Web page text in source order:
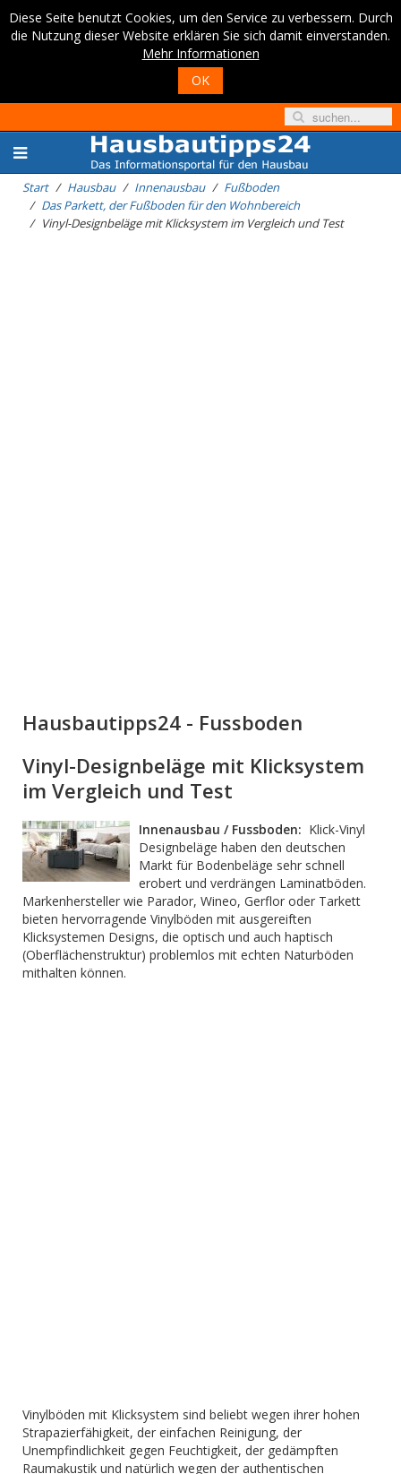
Diese Seite benutzt Cookies, um den Service zu verbessern. Durch
die Nutzung dieser Website erklären Sie sich damit einverstanden.
Mehr Informationen
OK
Start Hausbau Innenausbau
Fußboden
Das Parkett, der Fußboden für den Wohnbereich
Vinyl-Designbeläge mit Klicksystem im Vergleich und Test
Hausbautipps24 - Fussboden
Vinyl-Designbeläge mit Klicksystem
im Vergleich und Test
Innenausbau / Fussboden: Klick-Vinyl
Designbeläge haben den deutschen
Markt für Bodenbeläge sehr schnell
erobert und verdrängen Laminatböden.
Markenhersteller wie Parador, Wineo, Gerflor oder Tarkett
bieten hervorragende Vinylböden mit ausgereiften
Klicksystemen Designs, die optisch und auch haptisch
(Oberflächenstruktur) problemlos mit echten Naturböden
mithalten können.
Vinylböden mit Klicksystem sind beliebt wegen ihrer hohen
Strapazierfähigkeit, der einfachen Reinigung, der
Unempfindlichkeit gegen Feuchtigkeit, der gedämpften
Raumakustik und natürlich wegen der authentischen